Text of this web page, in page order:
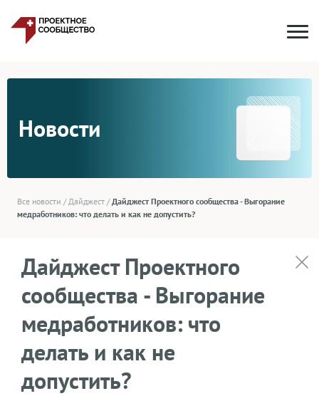
Новости
Все новости /Дайджест /Дайджест Проектного сообщества - Выгорание
медработников: что делать и как не допустить?
Дайджест Проектного
сообщества - Выгорание
медработников: что
делать и как не
допустить?